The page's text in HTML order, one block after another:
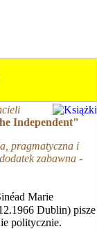
Independent"
pragmatyczna i
zabawna-
Marie
Dublin) pisze
politycznie.